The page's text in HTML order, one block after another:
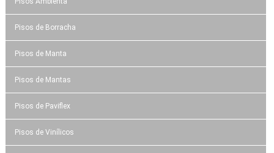
Pisos de Borracha
Pisos de Manta
Pisos de Mantas
Pisos de Paviflex
Pisos de Vinílicos